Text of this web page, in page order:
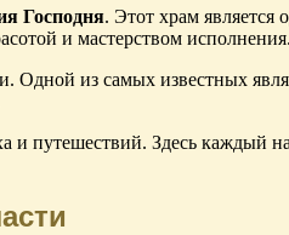
Господня. Этот храм
и мастерством исполнения.
Одной из самых известных
путешествий. Здесь каждый